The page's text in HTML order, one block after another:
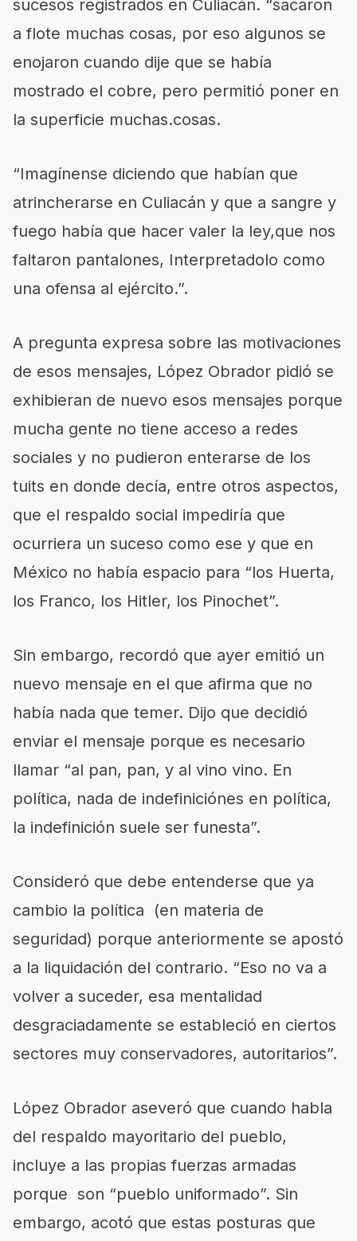
sucesos registrados en Culiacán. “sacaron
a flote muchas cosas, por eso algunos se
enojaron cuando dije que se había
mostrado el cobre, pero permitió poner en
la superficie muchas.cosas.
“Imagínense diciendo que habían que
atrincherarse en Culiacán y que a sangre y
fuego había que hacer valer la ley,que nos
faltaron pantalones, Interpretadolo como
una ofensa al ejército.”.
A pregunta expresa sobre las motivaciones
de esos mensajes, López Obrador pidió se
exhibieran de nuevo esos mensajes porque
mucha gente no tiene acceso a redes
sociales y no pudieron enterarse de los
tuits en donde decía, entre otros aspectos,
que el respaldo social impediría que
ocurriera un suceso como ese y que en
México no había espacio para “los Huerta,
los Franco, los Hitler, los Pinochet”.
Sin embargo, recordó que ayer emitió un
nuevo mensaje en el que afirma que no
había nada que temer. Dijo que decidió
enviar el mensaje porque es necesario
llamar “al pan, pan, y al vino vino. En
política, nada de indefiniciónes en política,
la indefinición suele ser funesta”.
Consideró que debe entenderse que ya
cambio la política (en materia de
seguridad) porque anteriormente se apostó
a la liquidación del contrario. “Eso no va a
volver a suceder, esa mentalidad
desgraciadamente se estableció en ciertos
sectores muy conservadores, autoritarios”.
López Obrador aseveró que cuando habla
del respaldo mayoritario del pueblo,
incluye a las propias fuerzas armadas
porque son “pueblo uniformado”. Sin
embargo, acotó que estas posturas que